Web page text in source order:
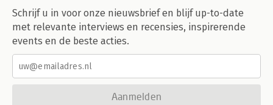
Schrijf u in voor onze nieuwsbrief en blijf up-to-date
met relevante interviews en recensies, inspirerende
events en de beste acties.
Aanmelden